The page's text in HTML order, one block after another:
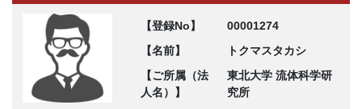
【登録No】
00001274
【名前】
トクマスタカシ
【ご所属（法
人名）】
東北大学 流体科学研
究所